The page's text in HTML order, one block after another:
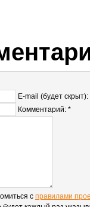
E-mail (будет скрыт):
Комментарий: *
с правилами